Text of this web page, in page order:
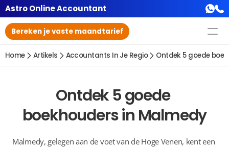
Astro Online Accountant
Bereken je vaste maandtarief
Home Artikels Accountants In Je Regio Ontdek 5 goede
Ontdek 5 goede
boekhouders in Malmedy
Malmedy, gelegen aan de voet van de Hoge Venen, kent een